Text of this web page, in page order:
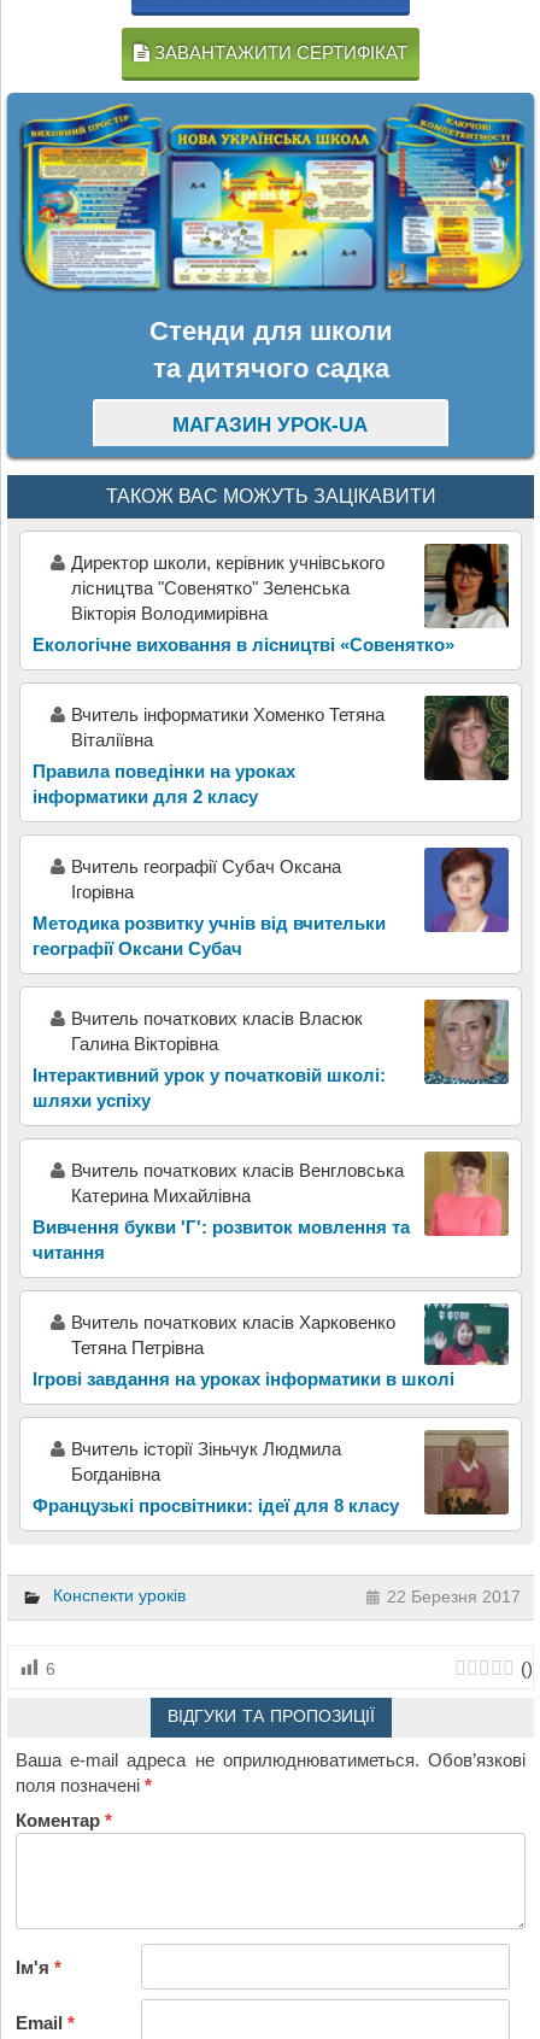
ЗАВАНТАЖИТИ СЕРТИФІКАТ
Стенди для школи
та дитячого садка
МАГАЗИН УРОК-UA
ТАКОЖ ВАС МОЖУТЬ ЗАЦІКАВИТИ
Директор школи, керівник учнівського
лісництва "Совенятко" Зеленська
Вікторія Володимирівна
Екологічне виховання в лісництві «Совенятко»
Вчитель інформатики Хоменко Тетяна
Віталіївна
Правила поведінки на уроках
інформатики для 2 класу
Вчитель географії Субач Оксана
Ігорівна
Методика розвитку учнів від вчительки
географії Оксани Субач
Вчитель початкових класів Власюк
Галина Вікторівна
Інтерактивний урок у початковій школі:
шляхи успіху
Вчитель початкових класів Венгловська
Катерина Михайлівна
Вивчення букви 'Г': розвиток мовлення та
читання
Вчитель початкових класів Харковенко
Тетяна Петрівна
Ігрові завдання на уроках інформатики в школі
Вчитель історії Зіньчук Людмила
Богданівна
Французькі просвітники: ідеї для 8 класу
Конспекти уроків 22 Березня 2017
6 ()
ВІДГУКИ ТА ПРОПОЗИЦІЇ
Ваша e-mail адреса не оприлюднюватиметься. Обов’язкові
поля позначені*
Коментар*
Ім'я*
Email*